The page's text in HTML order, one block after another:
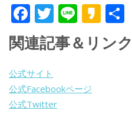
F
ac
e
b
o
o
T
w
itt
Li
n
e
K
a
k
有
関連記事＆リンク
公式サイト
公式Facebookページ
公式Twitter